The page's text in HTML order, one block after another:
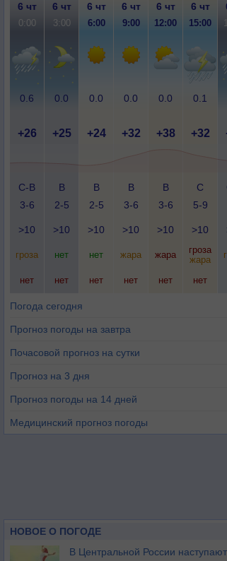
6 чт 6 чт 6 чт 6 чт 6 чт 6 чт
0:00 3:00 6:00 9:00 12:00 15:00
0.6 0.0 0.0 0.0 0.0 0.1
+26 +25 +24 +32 +38 +32
С-В
3-6
В
2-5
В
2-5
В
3-6
В
3-6
С
5-9
>10 >10 >10 >10 >10 >10
гроза нет нет жара жара
гроза
жара
нет нет нет нет нет нет
Погода сегодня
Прогноз погоды на завтра
Почасовой прогноз на сутки
Прогноз на 3 дня
Прогноз погоды на 14 дней
Медицинский прогноз погоды
НОВОЕ О ПОГОДЕ
В Центральной России